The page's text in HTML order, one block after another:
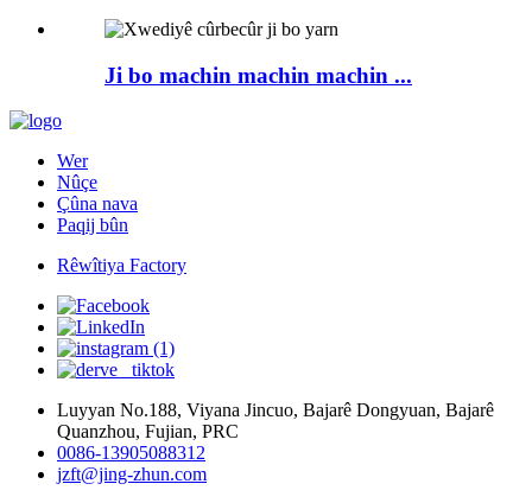
Ji bo machin machin machin ...
Wer
Nûçe
Çûna nava
Paqij bûn
Rêwîtiya Factory
Luyyan No.188, Viyana Jincuo, Bajarê Dongyuan, Bajarê
Quanzhou, Fujian, PRC
0086-13905088312
jzft@jing-zhun.com